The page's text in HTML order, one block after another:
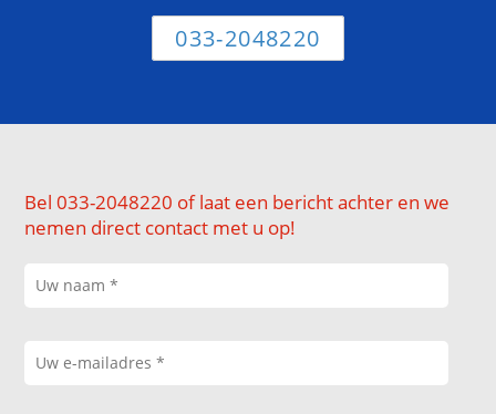
033-2048220
Bel 033-2048220 of laat een bericht achter en we
nemen direct contact met u op!